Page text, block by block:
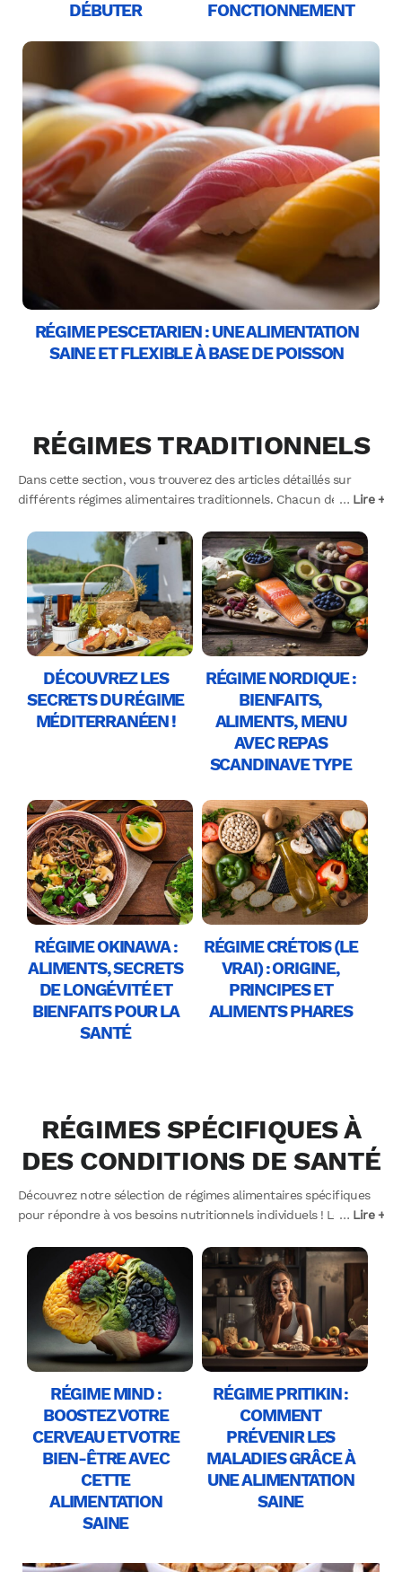
DÉBUTER FONCTIONNEMENT
RÉGIME PESCETARIEN : UNE ALIMENTATION
SAINE ET FLEXIBLE À BASE DE POISSON
RÉGIMES TRADITIONNELS
Dans cette section, vous trouverez des articles détaillés sur
différents régimes alimentaires traditionnels. Chacun de ces
sur une alimentation saine et équilibrée combinée à un mode de
vie actif. Nous vous proposons de découvrir ici les particularités
de ces régimes, leurs bienfaits sur la santé, les aliments
autorisés et à éviter, ainsi que des conseils pratiques pour vous
aider à intégrer les principes de chaque régime dans votre
propre alimentation.
… Lire +
DÉCOUVREZ LES
SECRETS DU RÉGIME
MÉDITERRANÉEN !
RÉGIME NORDIQUE :
BIENFAITS,
ALIMENTS, MENU
AVEC REPAS
SCANDINAVE TYPE
RÉGIME OKINAWA :
ALIMENTS, SECRETS
DE LONGÉVITÉ ET
BIENFAITS POUR LA
SANTÉ
RÉGIME CRÉTOIS (LE
VRAI) : ORIGINE,
PRINCIPES ET
ALIMENTS PHARES
RÉGIMES SPÉCIFIQUES À
DES CONDITIONS DE SANTÉ
Découvrez notre sélection de régimes alimentaires spécifiques
pour répondre à vos besoins nutritionnels individuels ! Les
répondre à vos besoins spécifiques en termes de santé, ou vos
restrictions alimentaires liées à une allergie ou intolérance. Nous
vous proposons évidemment des conseils, avec les aliments à
privilégier et ceux à éviter pour vous aider à intégrer sereinement
ces régimes dans votre vie quotidienne.
… Lire +
RÉGIME MIND :
BOOSTEZ VOTRE
CERVEAU ET VOTRE
BIEN-ÊTRE AVEC
CETTE
ALIMENTATION
SAINE
RÉGIME PRITIKIN :
COMMENT
PRÉVENIR LES
MALADIES GRÂCE À
UNE ALIMENTATION
SAINE